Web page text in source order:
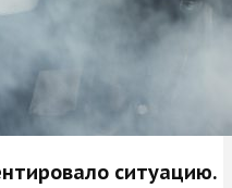
ситуацию.